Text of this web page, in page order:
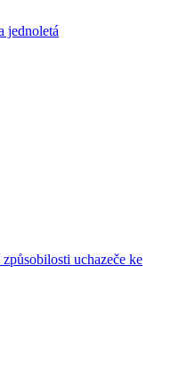
jednoletá
uchazeče ke